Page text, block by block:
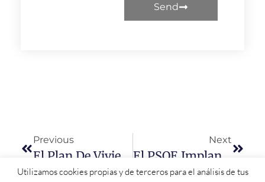
Send
Previous Next
Utilizamos cookies propias y de terceros para el análisis de tus